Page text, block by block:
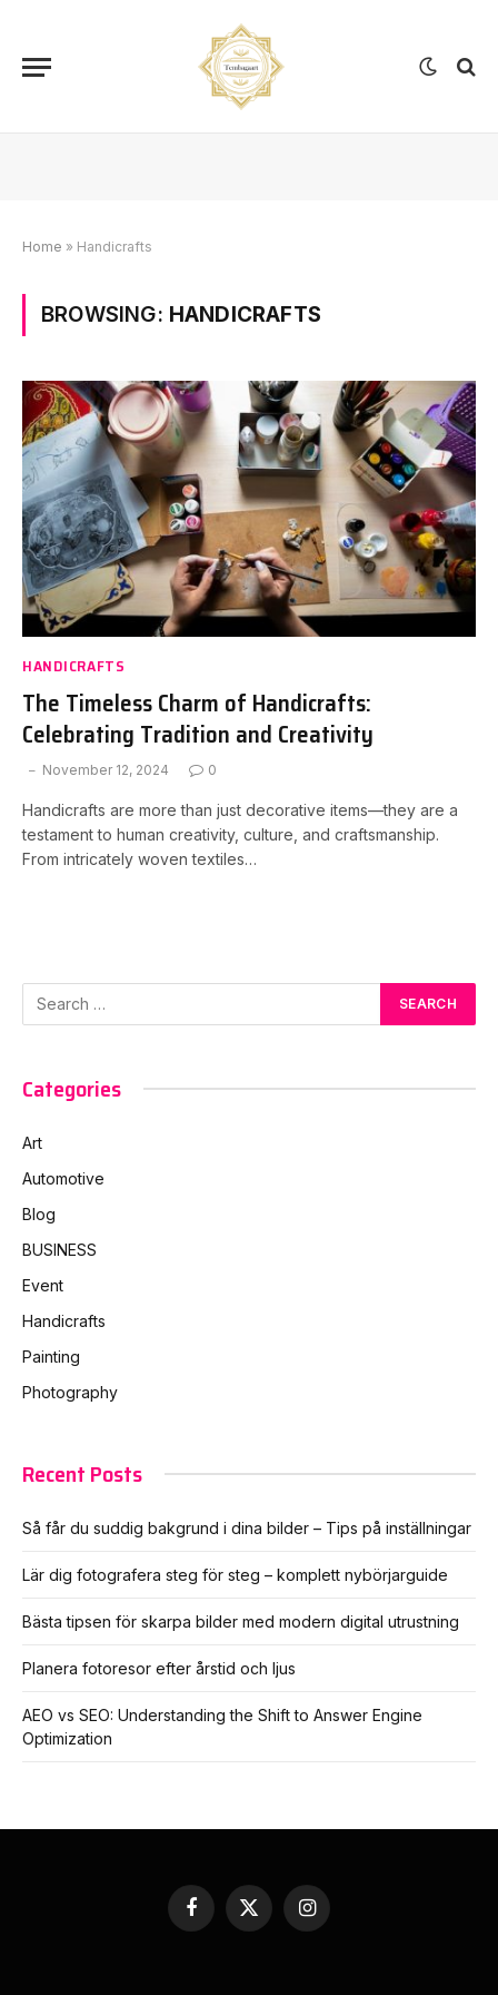
Home » Handicrafts
BROWSING: HANDICRAFTS
HANDICRAFTS
The Timeless Charm of Handicrafts:
Celebrating Tradition and Creativity
November 12, 2024 0
Handicrafts are more than just decorative items—they are a
testament to human creativity, culture, and craftsmanship.
From intricately woven textiles…
Categories
Art
Automotive
Blog
BUSINESS
Event
Handicrafts
Painting
Photography
Recent Posts
Så får du suddig bakgrund i dina bilder – Tips på inställningar
Lär dig fotografera steg för steg – komplett nybörjarguide
Bästa tipsen för skarpa bilder med modern digital utrustning
Planera fotoresor efter årstid och ljus
AEO vs SEO: Understanding the Shift to Answer Engine
Optimization
Facebook
X
(Twitter)
Instagram